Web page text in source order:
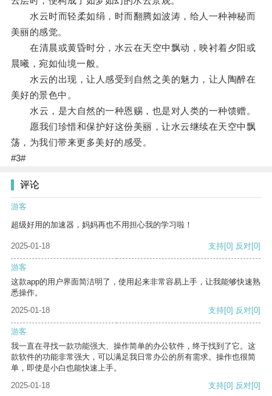
水云时而轻柔如绢，时而翻腾如波涛，给人一种神秘而
美丽的感觉。
在清晨或黄昏时分，水云在天空中飘动，映衬着夕阳或
晨曦，宛如仙境一般。
水云的出现，让人感受到自然之美的魅力，让人陶醉在
美好的景色中。
水云，是大自然的一种恩赐，也是对人类的一种馈赠。
愿我们珍惜和保护好这份美丽，让水云继续在天空中飘
荡，为我们带来更多美好的感受。
#3#
评论
游客
超级好用的加速器，妈妈再也不用担心我的学习啦！
2025-01-18 支持[0] 反对[0]
游客
这款app的用户界面简洁明了，使用起来非常容易上手，让我能够快速熟
悉操作。
2025-01-18
支持[0] 反对[0]
游客
我一直在寻找一款功能强大、操作简单的办公软件，终于找到了它。这
款软件的功能非常强大，可以满足我日常办公的所有需求。操作也很简
单，即使是小白也能快速上手。
2025-01-18
支持[0] 反对[0]